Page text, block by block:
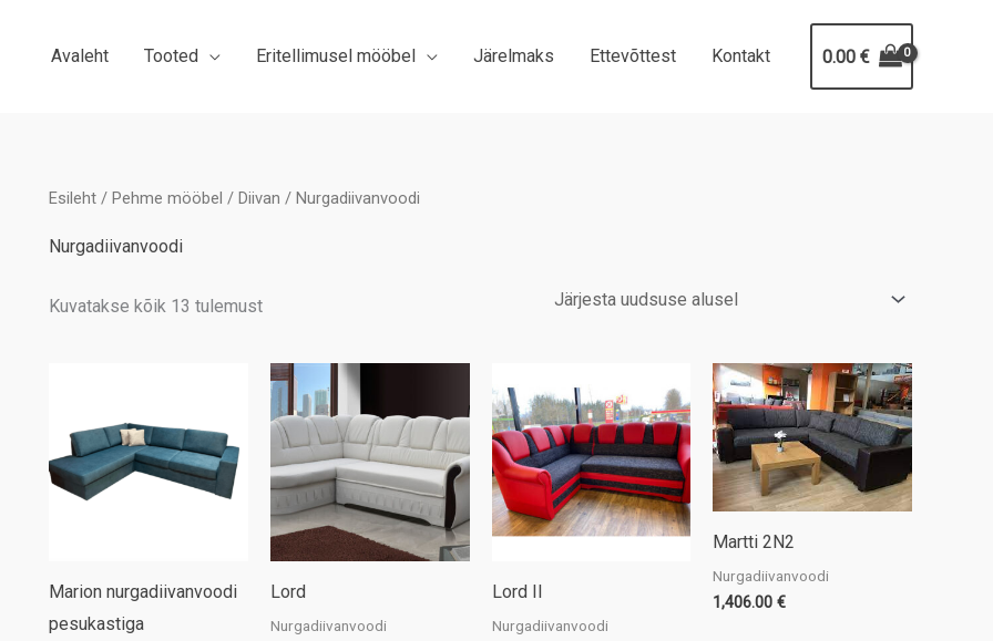
Avaleht Tooted Eritellimusel mööbel Järelmaks Ettevõttest Kontakt 0.00 €
Esileht / Pehme mööbel / Diivan / Nurgadiivanvoodi
Nurgadiivanvoodi
Kuvatakse kõik 13 tulemustSorted
Marion nurgadiivanvoodi
pesukastiga
Lord
Nurgadiivanvoodi
Lord II
Nurgadiivanvoodi
Martti 2N2
Nurgadiivanvoodi
1,406.00€